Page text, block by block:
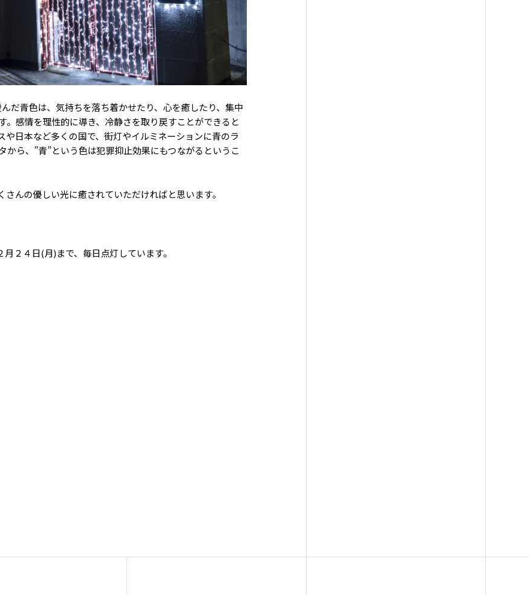
だ青色は、気持ちを落ち着かせたり、心を癒したり、集中
。感情を理性的に導き、冷静さを取り戻すことができると
日本など多くの国で、街灯やイルミネーションに青のラ
ら、”青”という色は犯罪抑止効果にもつながるというこ
んの優しい光に癒されていただければと思います。
２４日(月)まで、毎日点灯しています。